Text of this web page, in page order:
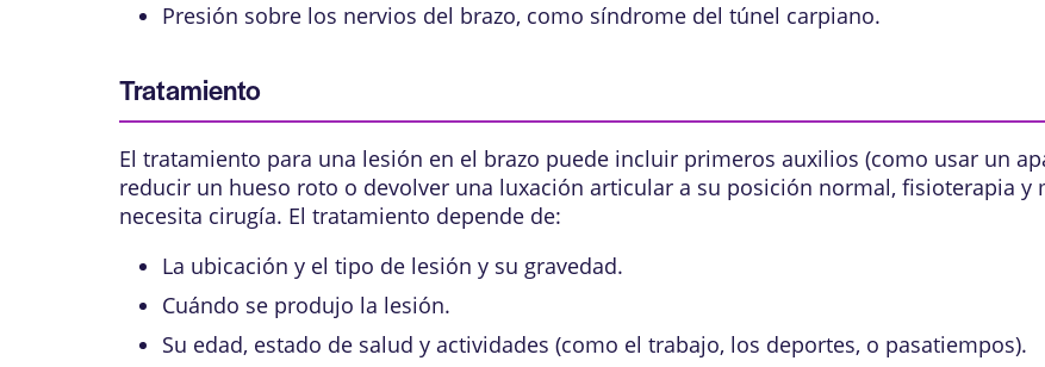
Presión sobre los nervios del brazo, como síndrome del túnel carpiano.
Tratamiento
El tratamiento para una lesión en el brazo puede incluir primeros auxilios (como usar un
reducir un hueso roto o devolver una luxación articular a su posición normal, fisioterapia y
necesita cirugía. El tratamiento depende de:
La ubicación y el tipo de lesión y su gravedad.
Cuándo se produjo la lesión.
Su edad, estado de salud y actividades (como el trabajo, los deportes, o pasatiempos).